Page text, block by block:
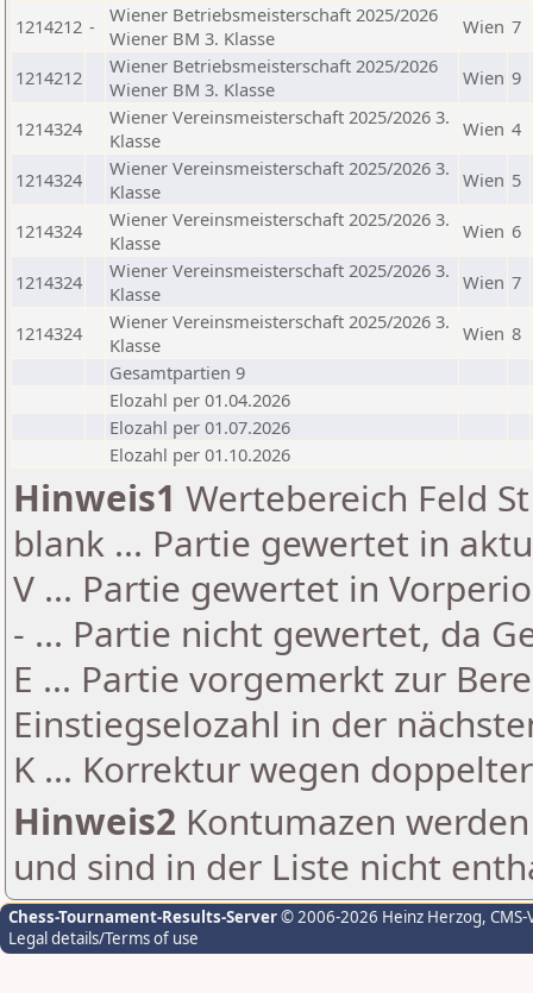
1214212 -
Wiener Betriebsmeisterschaft 2025/2026
Wiener BM 3. Klasse
Wien 7
1214212
Wiener Betriebsmeisterschaft 2025/2026
Wiener BM 3. Klasse
Wien 9
1214324
Wiener Vereinsmeisterschaft 2025/2026 3.
Klasse
Wien 4
1214324
Wiener Vereinsmeisterschaft 2025/2026 3.
Klasse
Wien 5
1214324
Wiener Vereinsmeisterschaft 2025/2026 3.
Klasse
Wien 6
1214324
Wiener Vereinsmeisterschaft 2025/2026 3.
Klasse
Wien 7
1214324
Wiener Vereinsmeisterschaft 2025/2026 3.
Klasse
Wien 8
Gesamtpartien 9
Elozahl per 01.04.2026
Elozahl per 01.07.2026
Elozahl per 01.10.2026
Hinweis1 Wertebereich Feld
blank ... Partie gewertet in
V ... Partie gewertet in
- ... Partie nicht gewertet, da
E ... Partie vorgemerkt zur
Einstiegselozahl in der
K ... Korrektur wegen
Hinweis2 Kontumazen
und sind in der Liste nicht
Chess-Tournament-Results-Server© 2006-2026 Heinz Herzog,
Legal details/Terms of use